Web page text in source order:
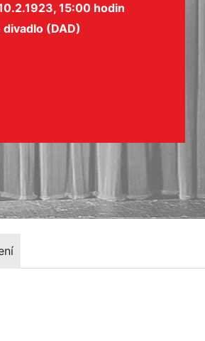
15:00 hodin
(DAD)